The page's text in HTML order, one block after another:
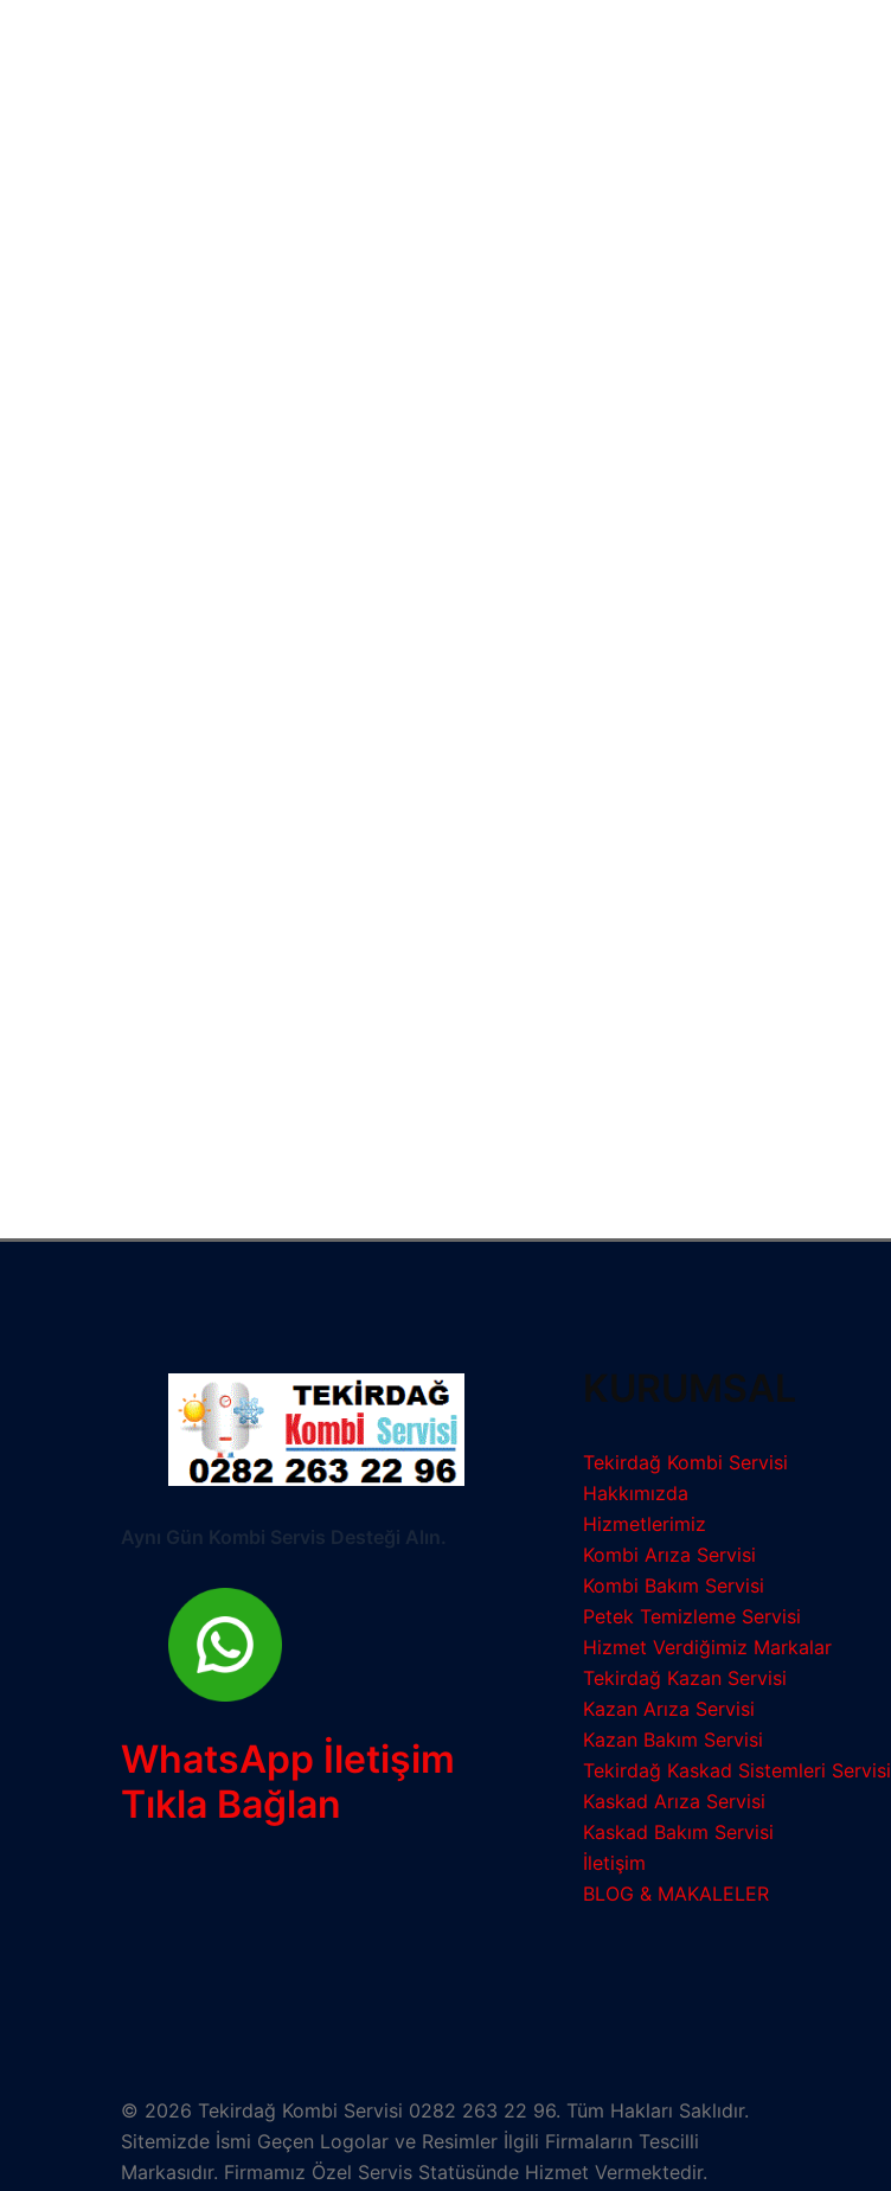
Aynı Gün Kombi Servis Desteği Alın.
WhatsApp İletişim
Tıkla Bağlan
KURUMSAL
Tekirdağ Kombi Servisi
Hakkımızda
Hizmetlerimiz
Kombi Arıza Servisi
Kombi Bakım Servisi
Petek Temizleme Servisi
Hizmet Verdiğimiz Markalar
Tekirdağ Kazan Servisi
Kazan Arıza Servisi
Kazan Bakım Servisi
Tekirdağ Kaskad Sistemleri Servisi
Kaskad Arıza Servisi
Kaskad Bakım Servisi
İletişim
BLOG & MAKALELER
© 2026 Tekirdağ Kombi Servisi 0282 263 22 96. Tüm Hakları Saklıdır.
Sitemizde İsmi Geçen Logolar ve Resimler İlgili Firmaların Tescilli
Markasıdır. Firmamız Özel Servis Statüsünde Hizmet Vermektedir.